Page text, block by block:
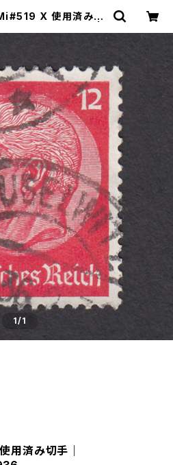
X 使用済み切
1/1
用済み切手｜